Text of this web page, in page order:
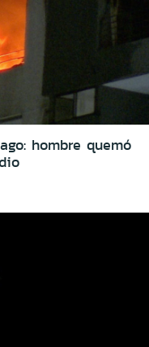
hombre quemó